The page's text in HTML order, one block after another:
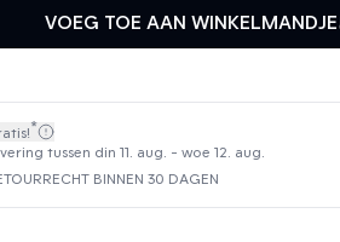
VOEG TOE AAN WINKELMANDJE
*
tussen din 11. aug. - woe 12. aug.
BINNEN 30 DAGEN